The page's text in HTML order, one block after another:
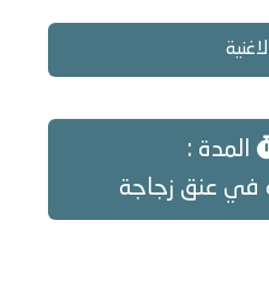
المدة :
في عنق زجاجة